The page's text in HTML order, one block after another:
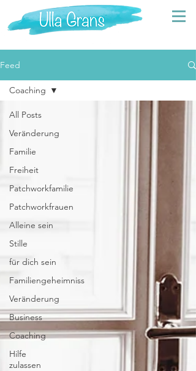
Feed
All Posts
Veränderung
Familie
Freiheit
Patchworkfamilie
Patchworkfrauen
Alleine sein
Stille
für dich sein
Familiengeheimniss
Veränderung
Business
Coaching
Hilfe
zulassen
Coaching